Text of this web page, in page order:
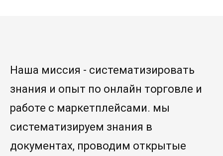
Наша миссия - систематизировать
знания и опыт по онлайн торговле и
работе с маркетплейсами. мы
систематизируем знания в
документах, проводим открытые